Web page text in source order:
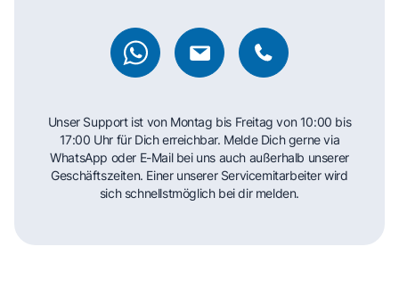
Unser Support ist von Montag bis Freitag von 10:00 bis
17:00 Uhr für Dich erreichbar. Melde Dich gerne via
WhatsApp oder E-Mail bei uns auch außerhalb unserer
Geschäftszeiten. Einer unserer Servicemitarbeiter wird
sich schnellstmöglich bei dir melden.